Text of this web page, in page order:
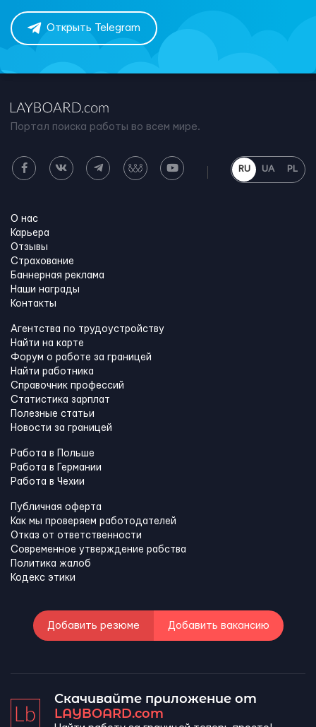
Открыть Telegram
Портал поиска работы во всем мире.
RU UA PL
О нас
Карьера
Отзывы
Страхование
Баннерная реклама
Наши награды
Контакты
Агентства по трудоустройству
Найти на карте
Форум о работе за границей
Найти работника
Справочник профессий
Статистика зарплат
Полезные статьи
Новости за границей
Работа в Польше
Работа в Германии
Работа в Чехии
Публичная оферта
Как мы проверяем работодателей
Отказ от ответственности
Современное утверждение рабства
Политика жалоб
Кодекс этики
Добавить резюме Добавить вакансию
Скачивайте приложение от
LAYBOARD.com